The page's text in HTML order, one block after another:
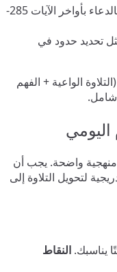
تطبيق الأوامر العملية في السورة (كالدعاء بأواخر الآيات 285-
تحديد حدود في
الواعية + الفهم
شامل.
اليومي
منهجية واضحة. يجب أن
لتحويل التلاوة إلى
يناسبك. النقاط